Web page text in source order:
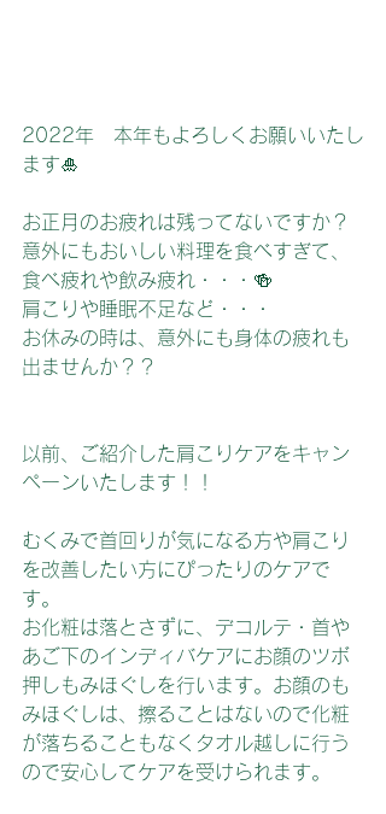
2022年　本年もよろしくお願いいたし
ます🎍
お正月のお疲れは残ってないですか？
意外にもおいしい料理を食べすぎて、
食べ疲れや飲み疲れ・・・🍻
肩こりや睡眠不足など・・・
お休みの時は、意外にも身体の疲れも
出ませんか？？
以前、ご紹介した肩こりケアをキャン
ペーンいたします！！
むくみで首回りが気になる方や肩こり
を改善したい方にぴったりのケアで
す。
お化粧は落とさずに、デコルテ・首や
あご下のインディバケアにお顔のツボ
押しもみほぐしを行います。お顔のも
みほぐしは、擦ることはないので化粧
が落ちることもなくタオル越しに行う
ので安心してケアを受けられます。